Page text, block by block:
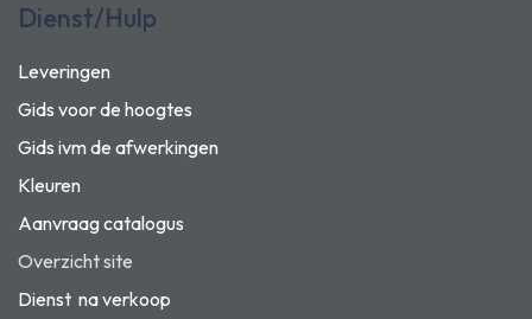
Dienst/Hulp
Leveringen
Gids voor de hoogtes
Gids ivm de afwerkingen
Kleuren
Aanvraag catalogus
Overzicht site
Dienst na verkoop